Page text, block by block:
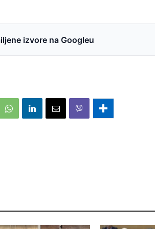
izvore na Googleu